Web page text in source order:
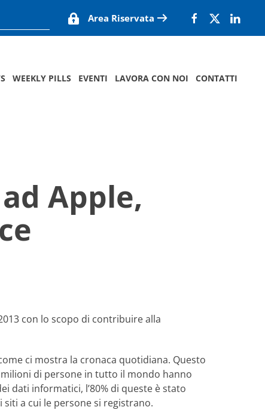
Area Riservata
WEEKLY PILLS EVENTI LAVORA CON NOI CONTATTI
Apple,
con lo scopo di contribuire alla
ci mostra la cronaca quotidiana. Questo
di persone in tutto il mondo hanno
dati informatici, l’80% di queste è stato
a cui le persone si registrano.